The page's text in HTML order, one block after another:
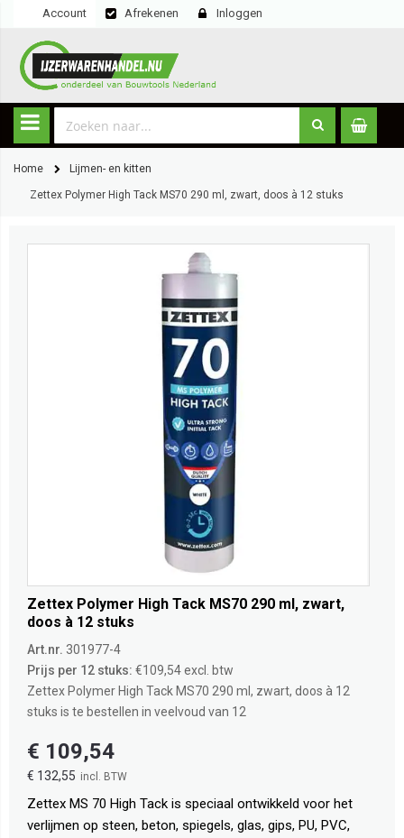
Account Afrekenen Inloggen
Home Lijmen- en kitten
Zettex Polymer High Tack MS70 290 ml, zwart, doos à 12 stuks
Zettex Polymer High Tack MS70 290 ml, zwart,
doos à 12 stuks
Art.nr. 301977-4
Prijs per 12 stuks: €109,54 excl. btw
Zettex Polymer High Tack MS70 290 ml, zwart, doos à 12
stuks is te bestellen in veelvoud van 12
€ 132,55
€ 109,54
Zettex MS 70 High Tack is speciaal ontwikkeld voor het
verlijmen op steen, beton, spiegels, glas, gips, PU, PVC,